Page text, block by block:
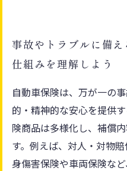
事故やトラブルに備
仕組みを理解しよう
自動車保険は、万が一の
的・精神的な安心を提供
険商品は多様化し、補償
す。例えば、対人・対物
身傷害保険や車両保険な